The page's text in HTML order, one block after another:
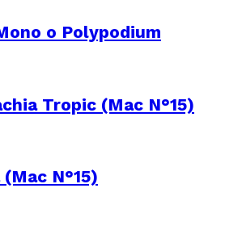
o Polypodium
Tropic (Mac N°15)
N°15)